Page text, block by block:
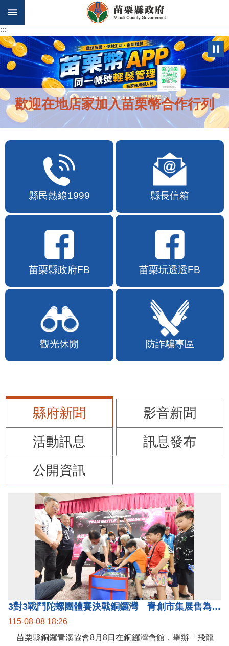
跳到主要內容區塊
:::
:::
歡迎在地店家加入苗栗幣合作行列
縣民熱線1999 縣長信箱
苗栗縣政府FB 苗栗玩透透FB
觀光休閒 防詐騙專區
縣府新聞
影音新聞
活動訊息
訊息發布
公開資訊
3對3戰鬥陀螺團體賽決戰銅鑼灣 青創市集展售為父親節增添繽紛
115-08-08 18:26
苗栗縣銅鑼青溪協會8月8日在銅鑼灣會館，舉辦「飛龍